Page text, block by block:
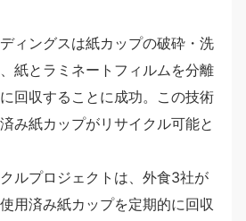
ィングスは紙カップの破砕・洗
紙とラミネートフィルムを分離
回収することに成功。この技術
み紙カップがリサイクル可能と
ルプロジェクトは、外食3社が
用済み紙カップを定期的に回収